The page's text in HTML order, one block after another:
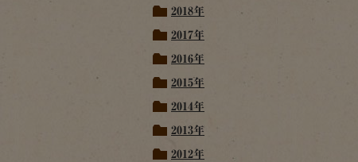
2018年
2017年
2016年
2015年
2014年
2013年
2012年